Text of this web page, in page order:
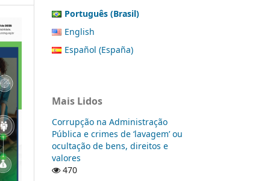
Português (Brasil)
English
Español (España)
Mais Lidos
Corrupção na Administração
Pública e crimes de ‘lavagem’ ou
ocultação de bens, direitos e
valores
470